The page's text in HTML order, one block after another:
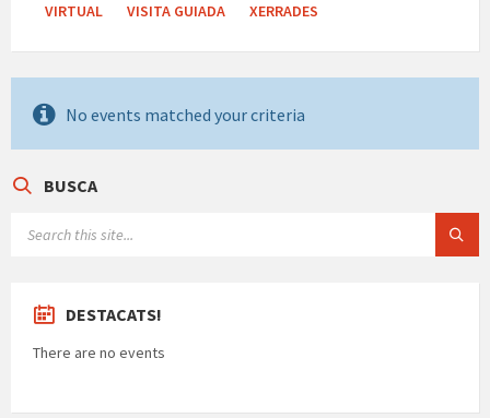
VIRTUAL
VISITA GUIADA XERRADES
No events matched your criteria
BUSCA
DESTACATS!
There are no events